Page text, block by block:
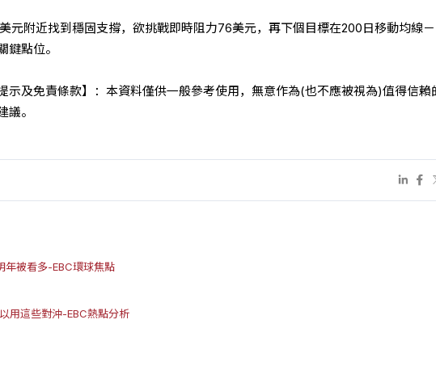
元附近找到穩固支撐，欲挑戰即時阻力76美元，再下個目標在200日移動均線
鍵點位。
示及免責條款】：本資料僅供一般參考使用，無意作為(也不應被視為)值得信賴
議。
年被看多-EBC環球焦點
用這些對沖-EBC熱點分析